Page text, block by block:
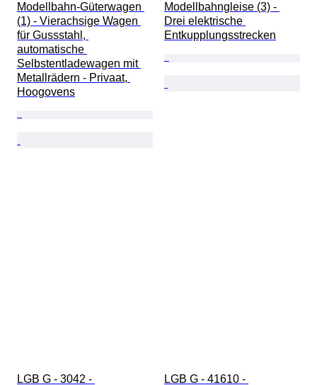
Modellbahn-Güterwagen
(1) - Vierachsige Wagen
für Gussstahl,
automatische
Selbstentladewagen mit
Metallrädern - Privaat,
Hoogovens
Modellbahngleise (3) -
Drei elektrische
Entkupplungsstrecken
LGB G - 3042 -
LGB G - 41610 -